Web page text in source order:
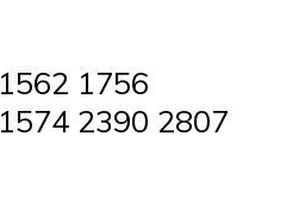
1562 1756
1574 2390 2807